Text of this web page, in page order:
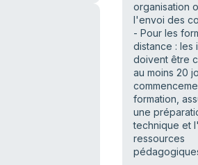
organisation
l'envoi des
- Pour les
distance : les
doivent être
au moins 20
formation,
une
technique et
ressources